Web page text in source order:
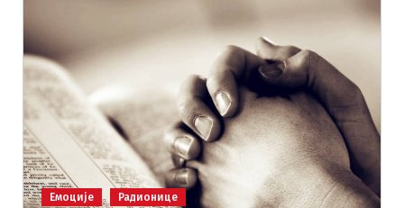
Емоције Радионице